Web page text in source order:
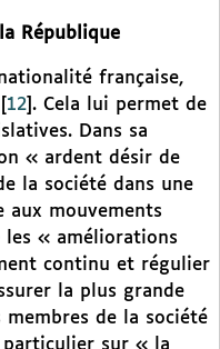
République
française,
12 . Cela lui permet de
Dans sa
« ardent désir de
la société dans une
mouvements
« améliorations
continu et régulier
la plus grande
de la société